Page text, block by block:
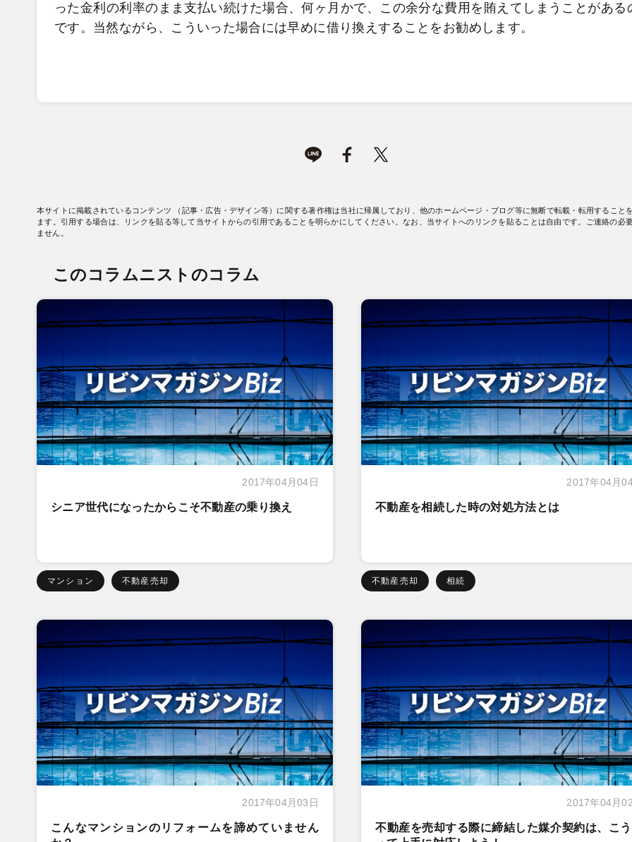
った金利の利率のまま支払い続けた場合、何ヶ月かで、この余分な費用を賄えてしまうことがある
です。当然ながら、こういった場合には早めに借り換えすることをお勧めします。
本サイトに掲載されているコンテンツ （記事・広告・デザイン等）に関する著作権は当社に帰属しており、他のホームページ・ブログ等に無断で転載・転用すること
ます。引用する場合は、リンクを貼る等して当サイトからの引用であることを明らかにしてください。なお、当サイトへのリンクを貼ることは自由です。ご連絡の必
ません。
このコラムニストのコラム
2017年04月04日
シニア世代になったからこそ不動産の乗り換え
マンション 不動産売却
2017年04月
不動産を相続した時の対処方法とは
不動産売却 相続
2017年04月03日
こんなマンションのリフォームを諦めていません
2017年04月
不動産を売却する際に締結した媒介契約は、こ